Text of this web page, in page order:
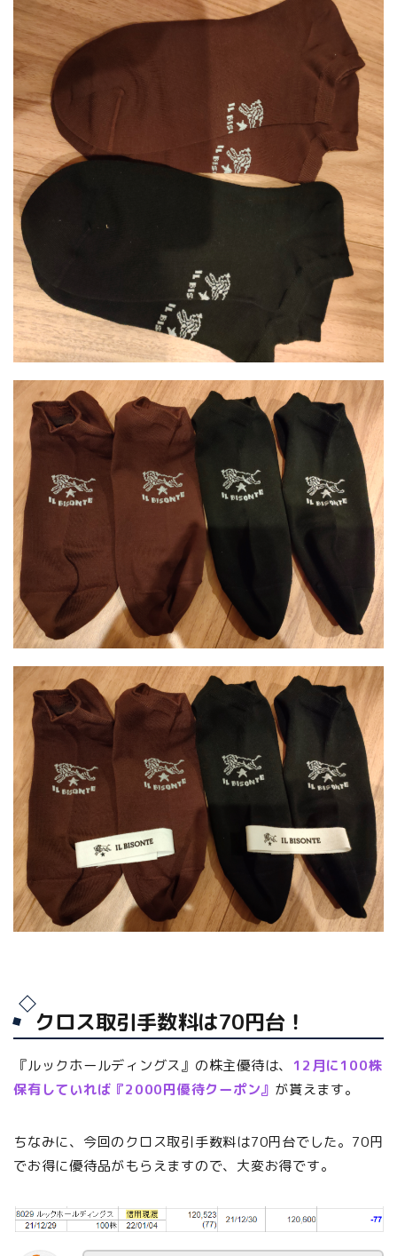
クロス取引手数料は70円台！
『ルックホールディングス』の株主優待は、 12月に100株
保有していれば『2000円優待クーポン』 が貰えます。
ちなみに、今回のクロス取引手数料は70円台でした。70円
でお得に優待品がもらえますので、大変お得です。